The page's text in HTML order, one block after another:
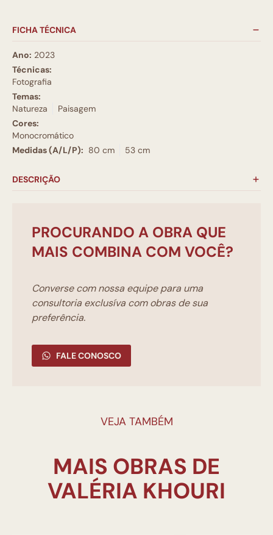
FICHA TÉCNICA
Ano: 2023
Técnicas:
Fotografia
Temas:
Natureza
Paisagem
Cores:
Monocromático
Medidas (A/L/P): 80 cm 53 cm
DESCRIÇÃO
PROCURANDO A OBRA QUE
MAIS COMBINA COM VOCÊ?
Converse com nossa equipe para uma
consultoria exclusíva com obras de sua
preferência.
FALE CONOSCO
VEJA TAMBÉM
MAIS OBRAS DE